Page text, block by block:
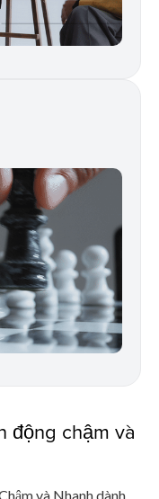
động chậm và
và Nhanh dành